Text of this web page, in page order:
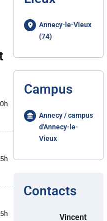
Annecy-le-Vieux
(74)
Campus
Annecy / campus
d'Annecy-le-
Vieux
Contacts
Vincent